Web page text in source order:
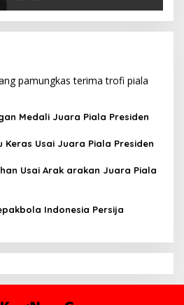
Medali Juara Piala Presiden
Keras Usai Juara Piala Presiden
Usai Arak arakan Juara Piala
Indonesia Persija